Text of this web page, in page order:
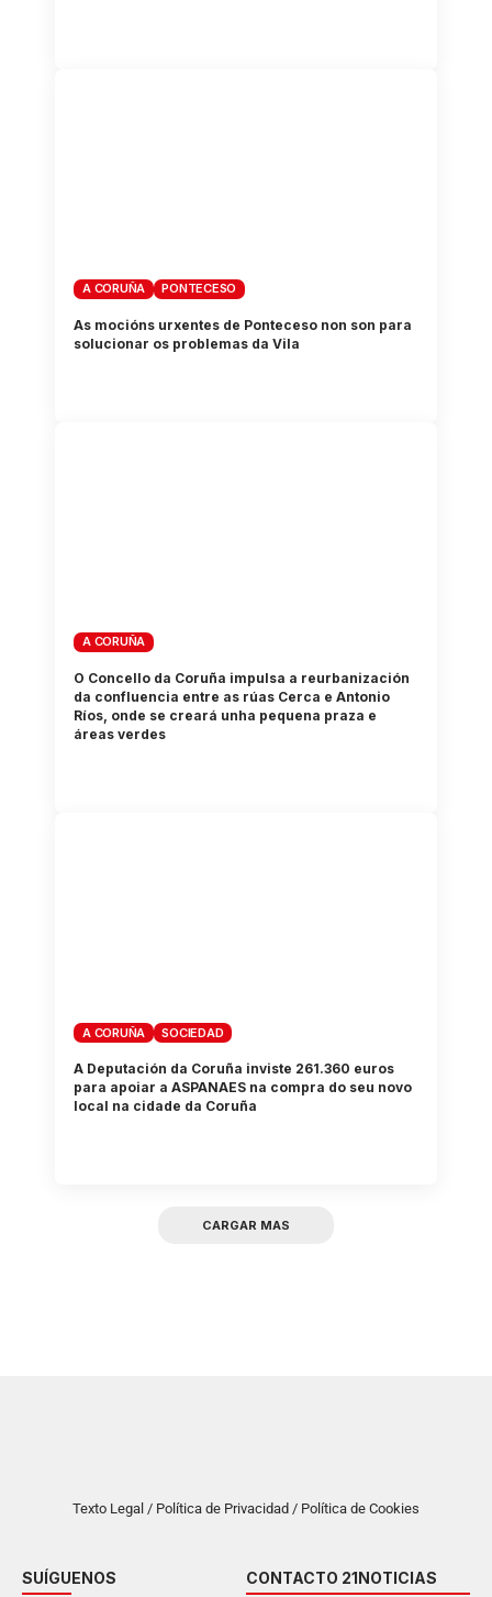
A CORUÑA PONTECESO
As mocións urxentes de Ponteceso non son para
solucionar os problemas da Vila
A CORUÑA
O Concello da Coruña impulsa a reurbanización
da confluencia entre as rúas Cerca e Antonio
Ríos, onde se creará unha pequena praza e
áreas verdes
A CORUÑA SOCIEDAD
A Deputación da Coruña inviste 261.360 euros
para apoiar a ASPANAES na compra do seu novo
local na cidade da Coruña
CARGAR MAS
Texto Legal / Política de Privacidad / Política de Cookies
SUÍGUENOS
CONTACTO 21NOTICIAS